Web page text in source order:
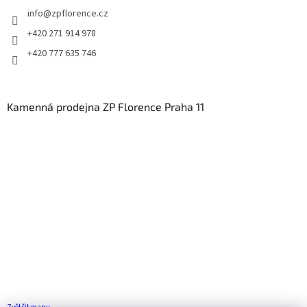
info@zpflorence.cz
+420 271 914 978
+420 777 635 746
Kamenná prodejna ZP Florence Praha 11